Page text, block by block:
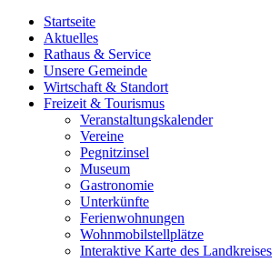
Startseite
Aktuelles
Rathaus & Service
Unsere Gemeinde
Wirtschaft & Standort
Freizeit & Tourismus
Veranstaltungskalender
Vereine
Pegnitzinsel
Museum
Gastronomie
Unterkünfte
Ferienwohnungen
Wohnmobilstellplätze
Interaktive Karte des Landkreises